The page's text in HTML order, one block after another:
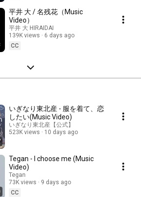
平井 大 / 名残花（Music
Video）
平井 大 HIRAIDAI
139K views
6 days ago
CC
いぎなり東北産 - 服を着て、恋
したい(Music Video)
いぎなり東北産【公式】
523K views
10 days ago
Tegan - I choose me (Music
Video)
Tegan
73K views
9 days ago
CC